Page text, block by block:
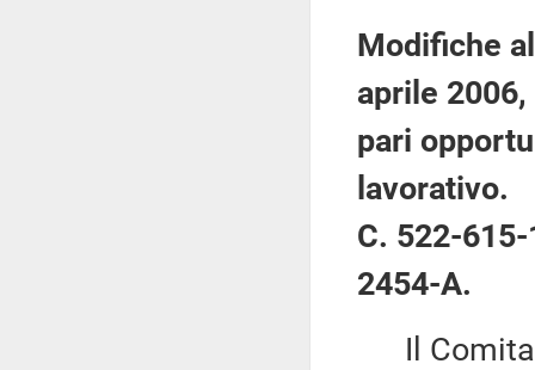
Modifiche
aprile
pari
lavorativo.
C. 522-
2454-A.
Il